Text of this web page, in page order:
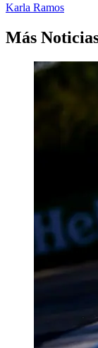
Karla Ramos
Más